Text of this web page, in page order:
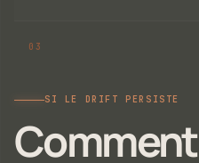
SI LE DRIFT PERSISTE